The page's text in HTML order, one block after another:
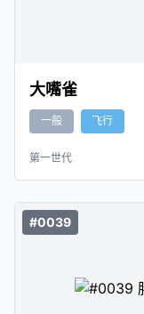
大嘴雀
一般 飞行
第一世代
#0039